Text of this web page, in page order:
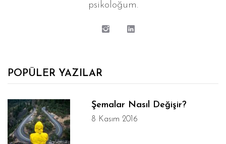
psikoloğum.
POPÜLER YAZILAR
Şemalar Nasıl Değişir?
8 Kasım 2016